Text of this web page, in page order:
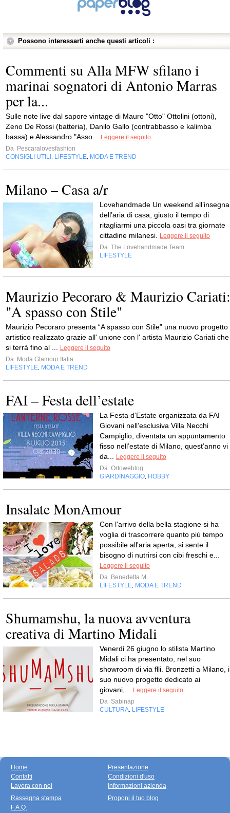
Possono interessarti anche questi articoli :
Commenti su Alla MFW sfilano i
marinai sognatori di Antonio Marras
per la...
Sulle note live dal sapore vintage di Mauro "Otto" Ottolini (ottoni),
Zeno De Rossi (batteria), Danilo Gallo (contrabbasso e kalimba
bassa) e Alessandro "Asso...
Leggere il seguito
Da Pescaralovesfashion
CONSIGLI UTILI LIFESTYLE MODA E TREND
Milano – Casa a/r
Lovehandmade Un weekend all’insegna
dell’aria di casa, giusto il tempo di
ritagliarmi una piccola oasi tra giornate
cittadine milanesi.
Leggere il seguito
Da The Lovehandmade Team
LIFESTYLE
Maurizio Pecoraro & Maurizio Cariati:
"A spasso con Stile"
Maurizio Pecoraro presenta “A spasso con Stile” una nuovo progetto
artistico realizzato grazie all' unione con l' artista Maurizio Cariati che
si terrà fino al ...
Leggere il seguito
Da Moda Glamour Italia
LIFESTYLE MODA E TREND
FAI – Festa dell’estate
La Festa d’Estate organizzata da FAI
Giovani nell’esclusiva Villa Necchi
Campiglio, diventata un appuntamento
fisso nell’estate di Milano, quest’anno vi
da...
Leggere il seguito
Da Ortoweblog
GIARDINAGGIO HOBBY
Insalate MonAmour
Con l'arrivo della bella stagione si ha
voglia di trascorrere quanto più tempo
possibile all'aria aperta, si sente il
bisogno di nutrirsi con cibi freschi e...
Leggere il seguito
Da Benedetta M.
LIFESTYLE MODA E TREND
Shumamshu, la nuova avventura
creativa di Martino Midali
Venerdi 26 giugno lo stilista Martino
Midali ci ha presentato, nel suo
showroom di via flli. Bronzetti a Milano,
suo nuovo progetto dedicato ai
giovani,...
Leggere il seguito
Da Sabinap
CULTURA LIFESTYLE
Home
Contatti
Lavora con noi
Presentazione
Condizioni d'uso
Informazioni azienda
Rassegna stampa
F.A.Q.
Proponi il tuo blog